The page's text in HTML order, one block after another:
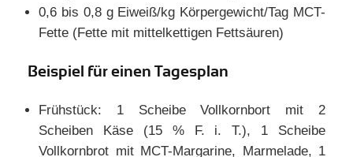
0,6 bis 0,8 g Eiweiß/kg Körpergewicht/Tag MCT-
Fette (Fette mit mittelkettigen Fettsäuren)
Beispiel für einen Tagesplan
Frühstück: 1 Scheibe Vollkornbort mit 2
Scheiben Käse (15 % F. i. T.), 1 Scheibe
Vollkornbrot mit MCT-Margarine, Marmelade, 1